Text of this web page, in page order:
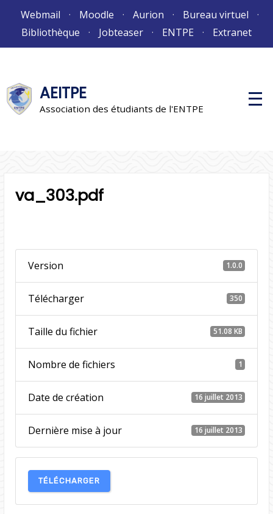
Webmail Moodle Aurion
Bureau virtuel
Bibliothèque
Jobteaser ENTPE Extranet
AEITPE
Association des étudiants de l'ENTPE
M
e
va_303.pdf
Version 1.0.0
Télécharger 350
Taille du fichier 51.08 KB
Nombre de fichiers 1
Date de création 16 juillet 2013
Dernière mise à jour 16 juillet 2013
TÉLÉCHARGER